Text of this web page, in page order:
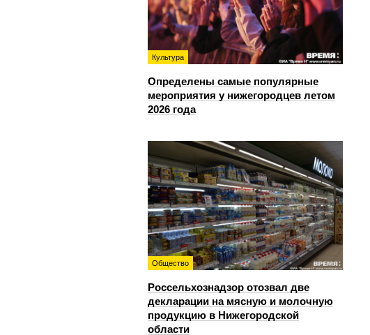
Культура
Определены самые популярные
мероприятия у нижегородцев летом
2026 года
Общество
Россельхознадзор отозвал две
декларации на мясную и молочную
продукцию в Нижегородской
области